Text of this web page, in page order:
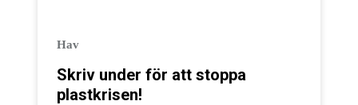
Hav
Skriv under för att stoppa
plastkrisen!